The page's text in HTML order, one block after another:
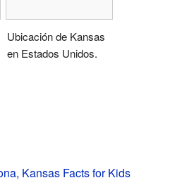
Ubicación de Kansas
en Estados Unidos.
Kansas Facts for Kids